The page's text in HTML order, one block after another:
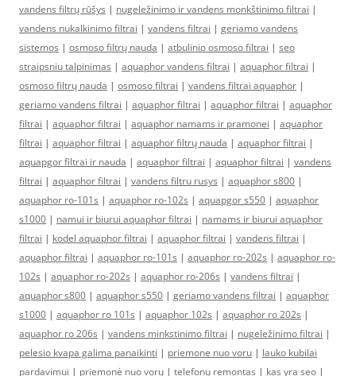
vandens filtrų rūšys | nugeležinimo ir vandens monkštinimo filtrai |
vandens nukalkinimo filtrai | vandens filtrai | geriamo vandens
sistemos | osmoso filtrų nauda | atbulinio osmoso filtrai | seo
straipsniu talpinimas | aquaphor vandens filtrai | aquaphor filtrai |
osmoso filtrų nauda | osmoso filtrai | vandens filtrai aquaphor |
geriamo vandens filtrai | aquaphor filtrai | aquaphor filtrai | aquaphor
filtrai | aquaphor filtrai | aquaphor namams ir pramonei | aquaphor
filtrai | aquaphor filtrai | aquaphor filtrų nauda | aquaphor filtrai |
aquapgor filtrai ir nauda | aquaphor filtrai | aquaphor filtrai | vandens
filtrai | aquaphor filtrai | vandens filtru rusys | aquaphor s800 |
aquaphor ro-101s | aquaphor ro-102s | aquapgor s550 | aquaphor
s1000 | namui ir biurui aquaphor filtrai | namams ir biurui aquaphor
filtrai | kodel aquaphor filtrai | aquaphor filtrai | vandens filtrai |
aquaphor filtrai | aquaphor ro-101s | aquaphor ro-202s | aquaphor ro-
102s | aquaphor ro-202s | aquaphor ro-206s | vandens filtrai |
aquaphor s800 | aquaphor s550 | geriamo vandens filtrai | aquaphor
s1000 | aquaphor ro 101s | aquaphor 102s | aquaphor ro 202s |
aquaphor ro 206s | vandens minkstinimo filtrai | nugeležinimo filtrai |
pelesio kvapa galima panaikinti | priemone nuo voru | lauko kubilai
pardavimui | priemonė nuo vorų | telefonų remontas | kas yra seo |